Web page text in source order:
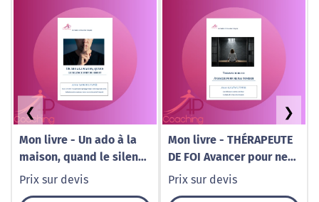
Mon livre - Un ado à la
maison, quand le silence
fait du bruit
Prix sur devis
Mon livre - THÉRAPEUTE
DE FOI Avancer pour ne
pas tomber
Prix sur devis
❮ ❯